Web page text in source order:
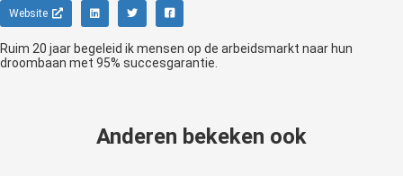
Website
Ruim 20 jaar begeleid ik mensen op de arbeidsmarkt naar hun
droombaan met 95% succesgarantie.
Anderen bekeken ook